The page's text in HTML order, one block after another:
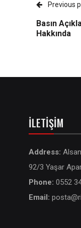
Previous
Basın
Hakkında
İLETIŞIM
Address:
92/3 Yaşar
Phone: 0552
Email: